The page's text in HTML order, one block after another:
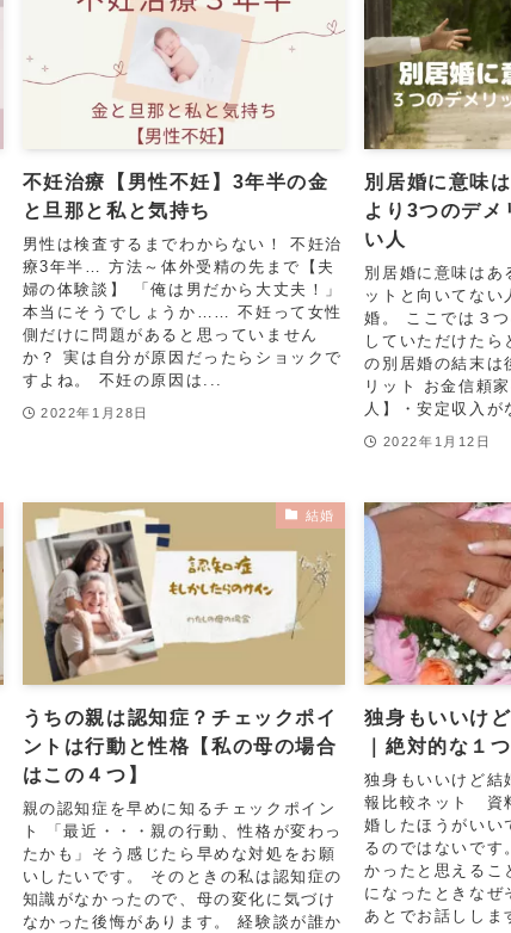
不妊治療【男性不妊】3年半の金
と旦那と私と気持ち
男性は検査するまでわからない！ 不妊治
療3年半… 方法～体外受精の先まで【夫
婦の体験談】 「俺は男だから大丈夫！」
本当にそうでしょうか…… 不妊って女性
側だけに問題があると思っていません
か？ 実は自分が原因だったらショックで
すよね。 不妊の原因は...
2022年1月28日
別居婚に意味
より3つのデメ
い人
別居婚に意味はあ
ットと向いてない
婚。 ここでは３
していただけたら
の別居婚の結末は
リット お金信頼
人】・安定収入が
2022年1月12日
結婚
うちの親は認知症？チェックポイ
ントは行動と性格【私の母の場合
はこの４つ】
親の認知症を早めに知るチェックポイン
ト 「最近・・・親の行動、性格が変わっ
たかも」そう感じたら早めな対処をお願
いしたいです。 そのときの私は認知症の
知識がなかったので、母の変化に気づけ
なかった後悔があります。 経験談が誰か
独身もいいけ
｜絶対的な１
独身もいいけど結
報比較ネット 資
婚したほうがいい
るのではないです
かったと思えるこ
になったときなぜ
あとでお話ししま